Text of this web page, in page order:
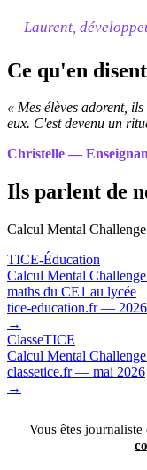
— Laurent,
Ce qu'en
« Mes élèves adorent,
eux. C'est devenu un
Christelle —
Ils parlent de
Calcul Mental
TICE-Éducation
Calcul Mental
maths du CE1 au lycée
tice-education.fr — 2026
→
ClasseTICE
Calcul Mental
classetice.fr — mai 2026
→
Vous êtes